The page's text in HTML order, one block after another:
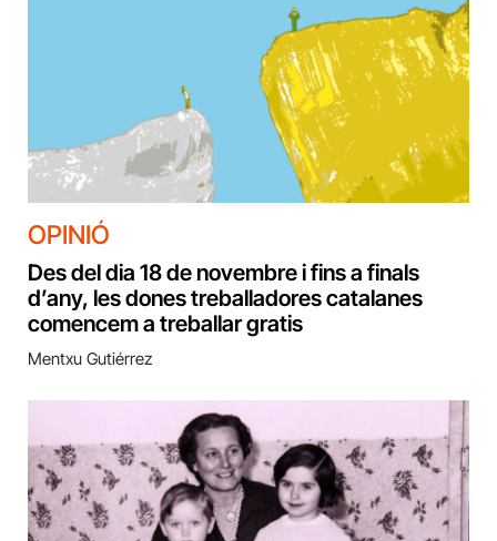
OPINIÓ
Des del dia 18 de novembre i fins a finals
d’any, les dones treballadores catalanes
comencem a treballar gratis
Mentxu Gutiérrez